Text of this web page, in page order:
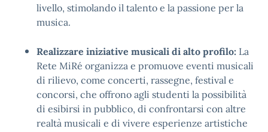
livello, stimolando il talento e la passione per la
musica.
Realizzare iniziative musicali di alto profilo: La
Rete MiRé organizza e promuove eventi musicali
di rilievo, come concerti, rassegne, festival e
concorsi, che offrono agli studenti la possibilità
di esibirsi in pubblico, di confrontarsi con altre
realtà musicali e di vivere esperienze artistiche